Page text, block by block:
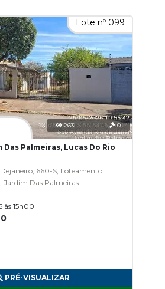
Lote nº 099
263 0
Das Palmeiras, Lucas Do Rio
660-S, Loteamento
Jardim Das Palmeiras
às 15h00
PRÉ-VISUALIZAR